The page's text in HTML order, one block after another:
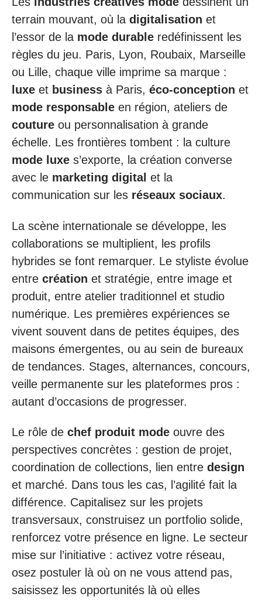
terrain mouvant, où la digitalisation et
l’essor de la mode durable redéfinissent les
règles du jeu. Paris, Lyon, Roubaix, Marseille
ou Lille, chaque ville imprime sa marque :
luxe et business à Paris, éco-conception et
mode responsable en région, ateliers de
couture ou personnalisation à grande
échelle. Les frontières tombent : la culture
mode luxe s’exporte, la création converse
avec le marketing digital et la
communication sur les réseaux sociaux.
La scène internationale se développe, les
collaborations se multiplient, les profils
hybrides se font remarquer. Le styliste évolue
entre création et stratégie, entre image et
produit, entre atelier traditionnel et studio
numérique. Les premières expériences se
vivent souvent dans de petites équipes, des
maisons émergentes, ou au sein de bureaux
de tendances. Stages, alternances, concours,
veille permanente sur les plateformes pros :
autant d’occasions de progresser.
Le rôle de chef produit mode ouvre des
perspectives concrètes : gestion de projet,
coordination de collections, lien entre design
et marché. Dans tous les cas, l’agilité fait la
différence. Capitalisez sur les projets
transversaux, construisez un portfolio solide,
renforcez votre présence en ligne. Le secteur
mise sur l’initiative : activez votre réseau,
osez postuler là où on ne vous attend pas,
saisissez les opportunités là où elles